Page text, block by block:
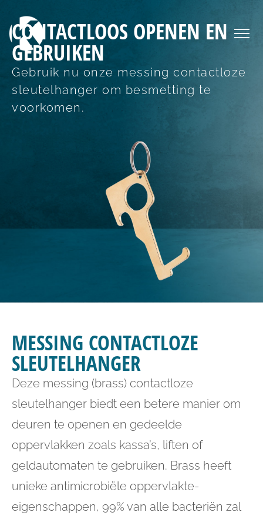
CONTACTLOOS OPENEN EN
GEBRUIKEN
Gebruik nu onze messing contactloze
sleutelhanger om besmetting te
voorkomen.
MESSING CONTACTLOZE
SLEUTELHANGER
Deze messing (brass) contactloze
sleutelhanger biedt een betere manier om
deuren te openen en gedeelde
oppervlakken zoals kassa’s, liften of
geldautomaten te gebruiken. Brass heeft
unieke antimicrobiële oppervlakte-
eigenschappen, 99% van alle bacteriën zal